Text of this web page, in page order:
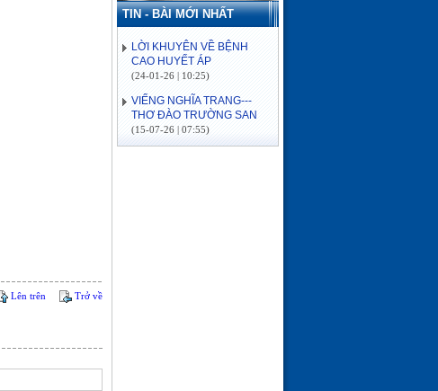
Lên trên Trở về
TIN - BÀI MỚI NHẤT
LỜI KHUYÊN VỀ BỆNH
CAO HUYẾT ÁP
(24-01-26 | 10:25)
VIẾNG NGHĨA TRANG---
THƠ ĐÀO TRƯỜNG SAN
(15-07-26 | 07:55)
ĐẢO CỒN CỎ
(03-07-26 | 08:04)